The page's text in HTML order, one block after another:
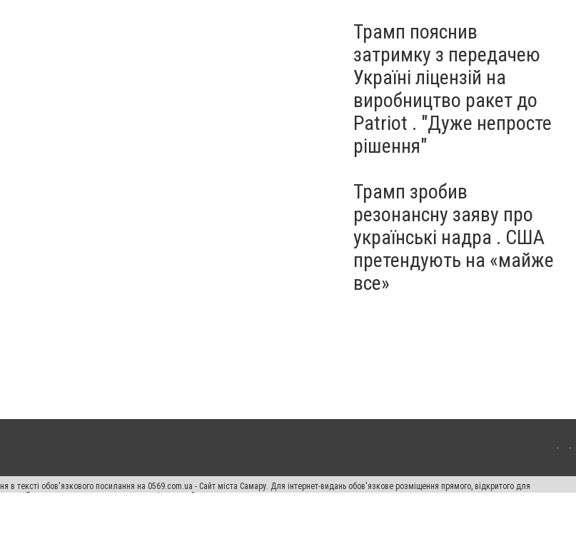
Трамп пояснив
затримку з передачею
Україні ліцензій на
виробництво ракет до
Patriot . "Дуже непросте
рішення"
Трамп зробив
резонансну заяву про
українські надра . США
претендують на «майже
все»
тексті обов'язкового посилання на 0569.com.ua - Сайт міста Самару. Для інтернет-видань обов'язкове розміщення прямого, відкритого для
Порушення виняткових прав переслідується Законом.